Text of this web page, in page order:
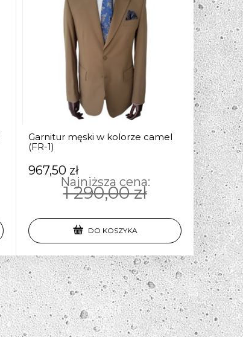
Garnitur męski w kolorze camel
(FR-1)
967,50 zł
Najniższa cena:
1 290,00 zł
DO KOSZYKA